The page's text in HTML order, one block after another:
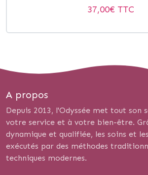
37,00€ TTC
A propos
Depuis 2013, l'Odyssée met tout son
votre service et à votre bien-être.
dynamique et qualifiée, les soins et
exécutés par des méthodes
techniques modernes.